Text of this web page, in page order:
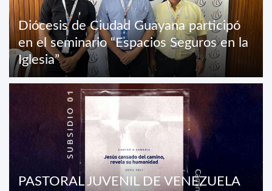
Diócesis de Ciudad Guayana participó
en el seminario “Espacios Seguros en la
Iglesia”
PASTORAL JUVENIL DE VENEZUELA